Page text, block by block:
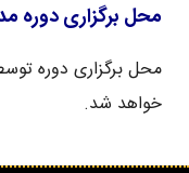
محل برگزاری دوره
محل برگزاری دوره
خواهد شد.